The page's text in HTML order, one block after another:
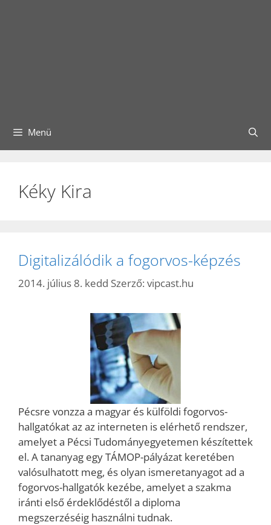
Menü
Kéky Kira
Digitalizálódik a fogorvos-képzés
2014. július 8. kedd Szerző: vipcast.hu
Pécsre vonzza a magyar és külföldi fogorvos-
hallgatókat az az interneten is elérhető rendszer,
amelyet a Pécsi Tudományegyetemen készítettek
el. A tananyag egy TÁMOP-pályázat keretében
valósulhatott meg, és olyan ismeretanyagot ad a
fogorvos-hallgatók kezébe, amelyet a szakma
iránti első érdeklődéstől a diploma
megszerzéséig használni tudnak.